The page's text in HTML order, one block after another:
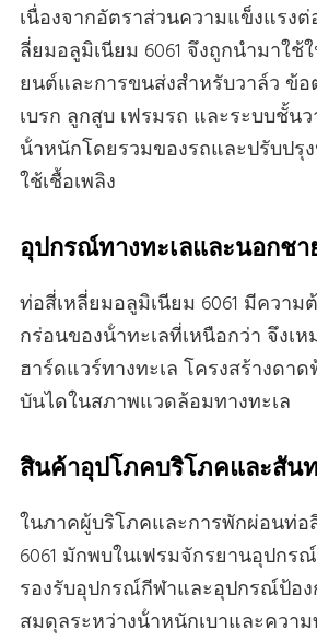
เนื่องจากอัตราส่วนความแข็งแรง
ลี่ยมอลูมิเนียม 6061 จึงถูกนํามาใช้
ยนต์และการขนส่งสําหรับวาล์ว ข้
เบรก ลูกสูบ เฟรมรถ และระบบชั้น
น้ําหนักโดยรวมของรถและปรับปรุ
ใช้เชื้อเพลิง
อุปกรณ์ทางทะเลและนอกชา
ท่อสี่เหลี่ยมอลูมิเนียม 6061 มีควา
กร่อนของน้ําทะเลที่เหนือกว่า จึงเ
ฮาร์ดแวร์ทางทะเล โครงสร้างดาด
บันไดในสภาพแวดล้อมทางทะเล
สินค้าอุปโภคบริโภคและสัน
ในภาคผู้บริโภคและการพักผ่อนท่อ
6061 มักพบในเฟรมจักรยานอุปก
รองรับอุปกรณ์กีฬาและอุปกรณ์ป้อ
สมดุลระหว่างน้ําหนักเบาและควา